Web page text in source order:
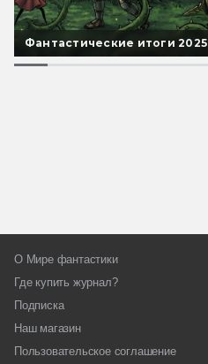
Фантастические итоги 2025
О Мире фантастики
Где купить журнал?
Подписка
Наш магазин
Пользовательское соглашение